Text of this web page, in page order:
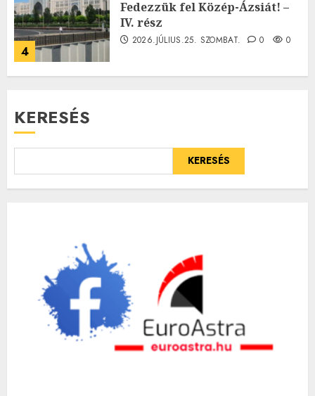
4
Fedezzük fel Közép-Ázsiát! –
IV. rész
2026.JÚLIUS.25. SZOMBAT. 0 0
KERESÉS
KERESÉS